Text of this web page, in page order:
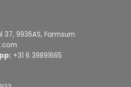
9936AS, Farmsum
+31 6 39891665